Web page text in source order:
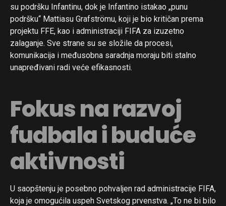
su podršku Infantinu, dok je Infantino istakao „punu
podršku“ Mattiasu Grafströmu, koji je bio kritičan prema
projektu FFE, kao i administraciji FIFA za izuzetno
zalaganje. Sve strane su se složile da procesi,
komunikacija i međusobna saradnja moraju biti stalno
unapređivani radi veće efikasnosti.
Fokus na razvoj
fudbala i buduće
aktivnosti
U saopštenju je posebno pohvaljen rad administracije FIFA,
koja je omogućila uspeh Svetskog prvenstva. „To ne bi bilo
Whatsapp